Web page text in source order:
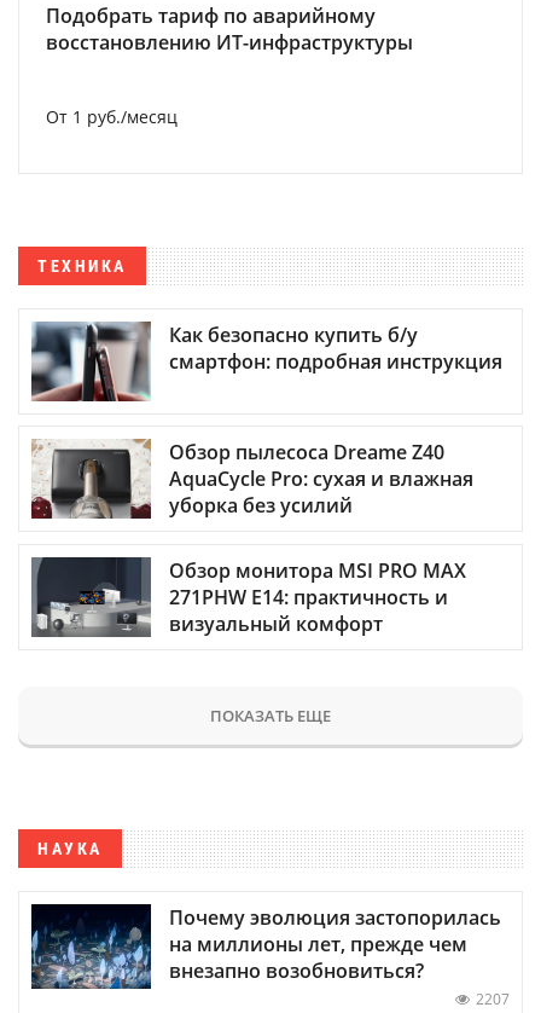
Подобрать тариф по аварийному
восстановлению ИТ-инфраструктуры
От 1 руб./месяц
ТЕХНИКА
Как безопасно купить б/у
смартфон: подробная инструкция
Обзор пылесоса Dreame Z40
AquaCycle Pro: сухая и влажная
уборка без усилий
Обзор монитора MSI PRO MAX
271PHW E14: практичность и
визуальный комфорт
ПОКАЗАТЬ ЕЩЕ
НАУКА
Почему эволюция застопорилась
на миллионы лет, прежде чем
внезапно возобновиться?
2207